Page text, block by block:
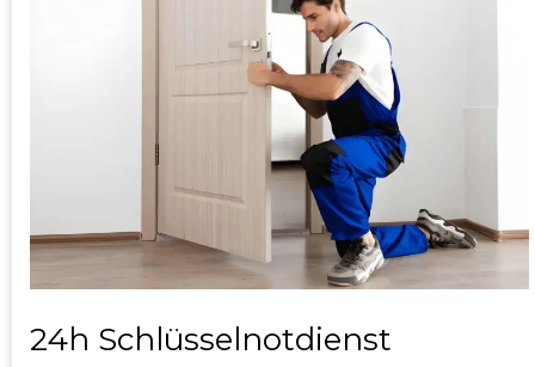
24h Schlüsselnotdienst